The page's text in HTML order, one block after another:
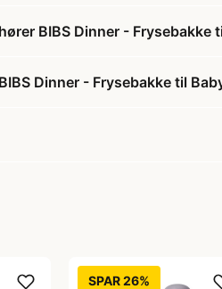
BIBS Dinner - Frysebakke
Dinner - Frysebakke til
SPAR 26%